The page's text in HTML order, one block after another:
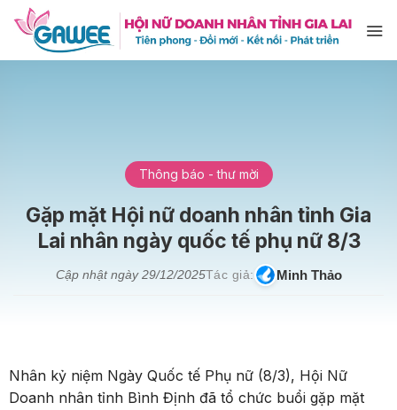
qua
Thông báo - thư mời
Gặp mặt Hội nữ doanh nhân tỉnh Gia
Lai nhân ngày quốc tế phụ nữ 8/3
Cập nhật ngày29/12/2025Tác giả: Minh Thảo
Nhân kỷ niệm Ngày Quốc tế Phụ nữ (8/3), Hội Nữ
Doanh nhân tỉnh Bình Định đã tổ chức buổi gặp mặt